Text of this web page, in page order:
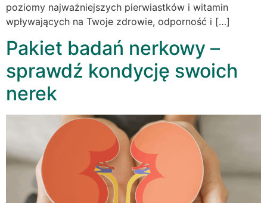
poziomy najważniejszych pierwiastków i witamin
wpływających na Twoje zdrowie, odporność i […]
Pakiet badań nerkowy –
sprawdź kondycję swoich
nerek